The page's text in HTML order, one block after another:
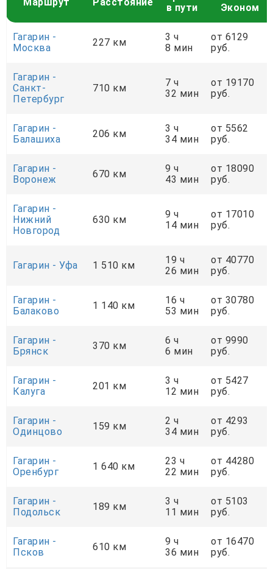
в пути
Эконом
Гагарин -
Москва
227 км
3 ч
8 мин
от 6129
руб.
Гагарин -
Санкт-
Петербург
710 км
7 ч
32 мин
от 19170
руб.
Гагарин -
Балашиха
206 км
3 ч
34 мин
от 5562
руб.
Гагарин -
Воронеж
670 км
9 ч
43 мин
от 18090
руб.
Гагарин -
Нижний
Новгород
630 км
9 ч
14 мин
от 17010
руб.
Гагарин - Уфа 1 510 км
19 ч
26 мин
от 40770
руб.
Гагарин -
Балаково
1 140 км
16 ч
53 мин
от 30780
руб.
Гагарин -
Брянск
370 км
6 ч
6 мин
от 9990
руб.
Гагарин -
Калуга
201 км
3 ч
12 мин
от 5427
руб.
Гагарин -
Одинцово
159 км
2 ч
34 мин
от 4293
руб.
Гагарин -
Оренбург
1 640 км
23 ч
22 мин
от 44280
руб.
Гагарин -
Подольск
189 км
3 ч
11 мин
от 5103
руб.
Гагарин -
Псков
610 км
9 ч
36 мин
от 16470
руб.